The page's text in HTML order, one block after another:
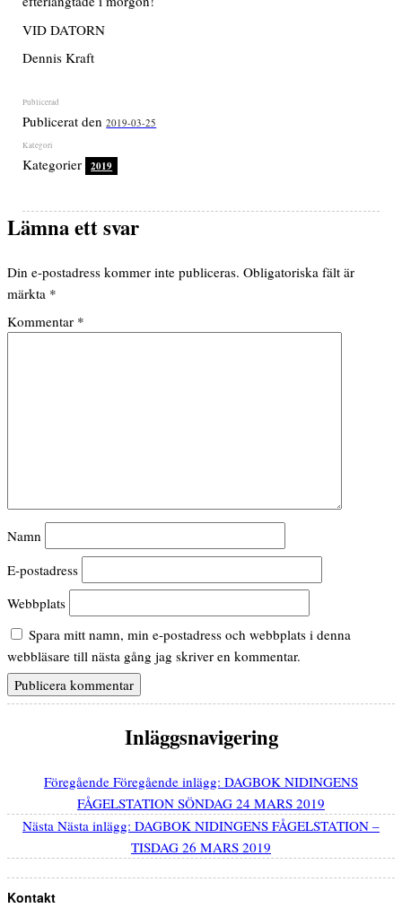
VID DATORN
Dennis Kraft
Publicerat den2019-03-25
Kategorier 2019
Lämna ett svar
Din e-postadress kommer inte publiceras. Obligatoriska fält är
märkta *
Kommentar *
Namn
E-postadress
Webbplats
Spara mitt namn, min e-postadress och webbplats i denna
webbläsare till nästa gång jag skriver en kommentar.
Inläggsnavigering
Föregående Föregående inlägg: DAGBOK NIDINGENS
FÅGELSTATION SÖNDAG 24 MARS 2019
Nästa Nästa inlägg: DAGBOK NIDINGENS FÅGELSTATION –
TISDAG 26 MARS 2019
Kontakt